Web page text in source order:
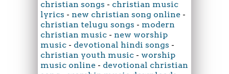
christian songs - christian music
lyrics - new christian song online -
christian telugu songs - modern
christian music - new worship
music - devotional hindi songs -
christian youth music - worship
music online - devotional christian